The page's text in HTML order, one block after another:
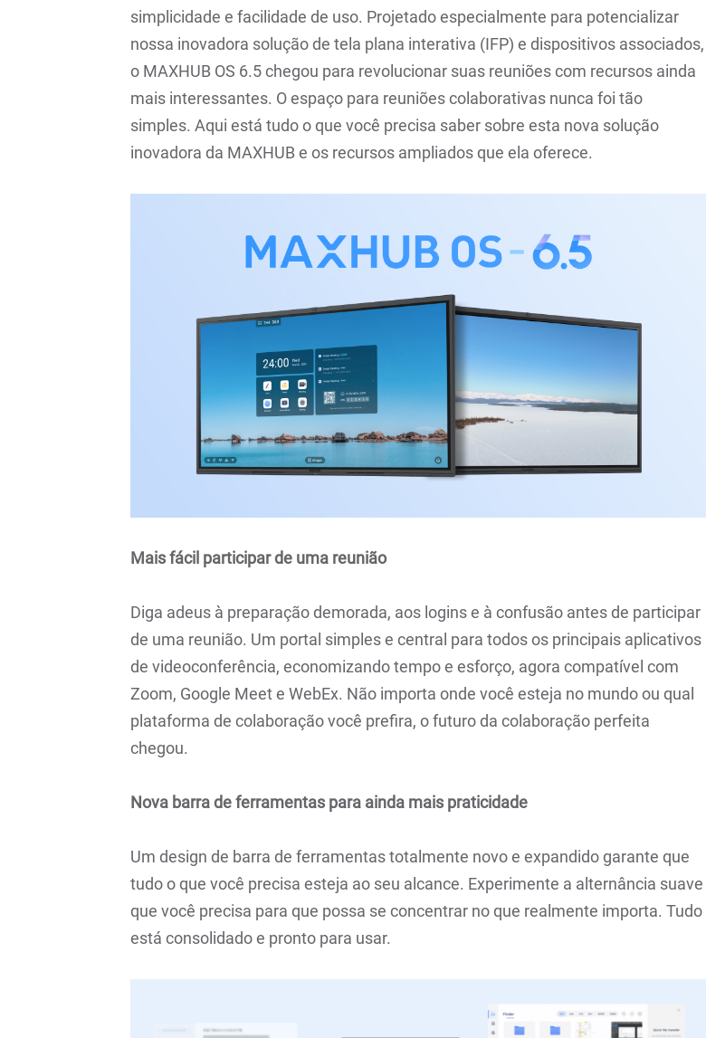
simplicidade e facilidade de uso. Projetado especialmente para potencializar
nossa inovadora solução de tela plana interativa (IFP) e dispositivos associados,
o MAXHUB OS 6.5 chegou para revolucionar suas reuniões com recursos ainda
mais interessantes. O espaço para reuniões colaborativas nunca foi tão
simples. Aqui está tudo o que você precisa saber sobre esta nova solução
inovadora da MAXHUB e os recursos ampliados que ela oferece.
Mais fácil participar de uma reunião
Diga adeus à preparação demorada, aos logins e à confusão antes de participar
de uma reunião. Um portal simples e central para todos os principais aplicativos
de videoconferência, economizando tempo e esforço, agora compatível com
Zoom, Google Meet e WebEx. Não importa onde você esteja no mundo ou qual
plataforma de colaboração você prefira, o futuro da colaboração perfeita
chegou.
Nova barra de ferramentas para ainda mais praticidade
Um design de barra de ferramentas totalmente novo e expandido garante que
tudo o que você precisa esteja ao seu alcance. Experimente a alternância suave
que você precisa para que possa se concentrar no que realmente importa. Tudo
está consolidado e pronto para usar.